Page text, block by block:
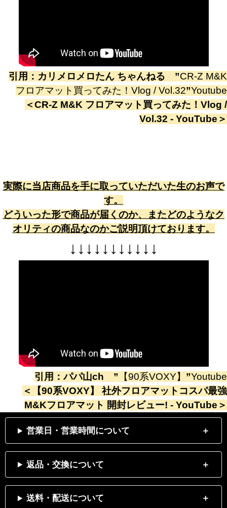
引用： カリメロメロたん ちゃんねる ”CR-Z M&K
フロアマット買ってみた！Vlog / Vol.32”Youtube
＜CR-Z M&K フロアマット買ってみた！Vlog /
Vol.32 - YouTube ＞
実際に当店商品を手に取っていただいた生のお声で
す。
どういった形で商品が届くのか、またどのようなク
オリティの商品なのかご説明頂けております。
↓ ↓ ↓ ↓ ↓ ↓ ↓ ↓ ↓ ↓ ↓
引用：パパ山ch ” 【90系VOXY】 ”Youtube
＜
【90系VOXY】 社外フロアマットコスパ最強
M&Kフロアマット 開封レビュー! - YouTube ＞
営業日・営業時間について
返品・交換について
送料・配送について